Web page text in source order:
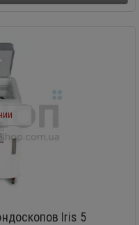
Iris 5